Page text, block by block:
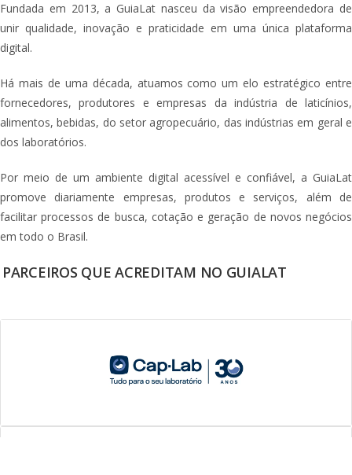
Fundada em 2013, a GuiaLat nasceu da visão empreendedora de
unir qualidade, inovação e praticidade em uma única plataforma
digital.
Há mais de uma década, atuamos como um elo estratégico entre
fornecedores, produtores e empresas da indústria de laticínios,
alimentos, bebidas, do setor agropecuário, das indústrias em geral e
dos laboratórios.
Por meio de um ambiente digital acessível e confiável, a GuiaLat
promove diariamente empresas, produtos e serviços, além de
facilitar processos de busca, cotação e geração de novos negócios
em todo o Brasil.
PARCEIROS QUE ACREDITAM NO GUIALAT